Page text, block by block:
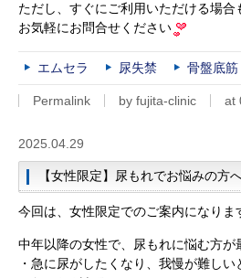
ただし、すぐにご利用いただける場
お気軽にお問合せください
エムセラ 尿失禁 骨盤底筋
Permalink by fujita-clinic at
2025.04.29
【女性限定】尿もれでお悩みの方
今回は、女性限定でのご案内になりま
中年以降の女性で、尿もれに悩む方が
・急に尿がしたくなり、我慢が難し